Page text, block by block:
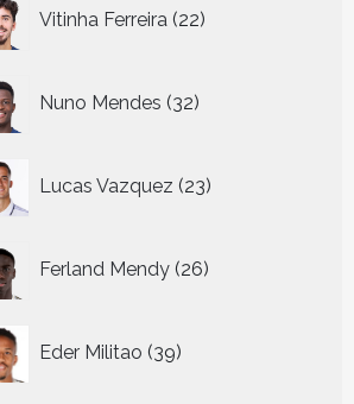
Vitinha Ferreira 22
producten
Nuno Mendes 32
producten
Lucas Vazquez 23
producten
Ferland Mendy 26
producten
Eder Militao 39
producten